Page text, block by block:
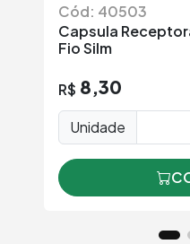
Cód: 40503
Capsula
Fio Silm
R$ 8,30
Unidade